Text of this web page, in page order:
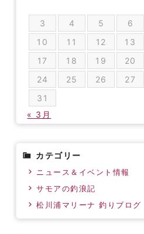
3
4 5 6
10
11 12 13
17
18 19 20
24
25 26 27
31
« 3月
カテゴリー
ニュース＆イベント情報
サモアの釣浪記
松川浦マリーナ 釣りブログ